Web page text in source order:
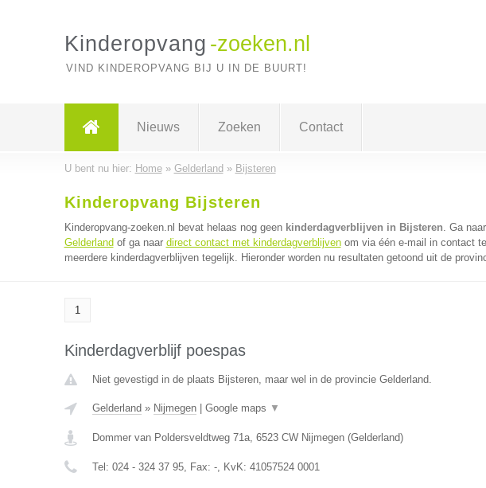
Kinderopvang -zoeken.nl
VIND KINDEROPVANG BIJ U IN DE BUURT!
Nieuws Zoeken Contact
U bent nu hier: Home» Gelderland » Bijsteren
Kinderopvang Bijsteren
Kinderopvang-zoeken.nl bevat helaas nog geen kinderdagverblijven in Bijsteren. Ga naar
Gelderland of ga naar direct contact met kinderdagverblijvenom via één e-mail in contact
meerdere kinderdagverblijven tegelijk. Hieronder worden nu resultaten getoond uit de
1
Kinderdagverblijf poespas
Niet gevestigd in de plaats Bijsteren, maar wel in de provincie Gelderland.
Gelderland » Nijmegen| Google maps ▼
Dommer van Poldersveldtweg 71a, 6523 CW Nijmegen(Gelderland)
Tel: 024 - 324 37 95, Fax: -, KvK: 41057524 0001